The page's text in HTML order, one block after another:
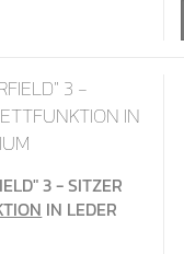
3 -
IN
3 - SITZER
IN LEDER